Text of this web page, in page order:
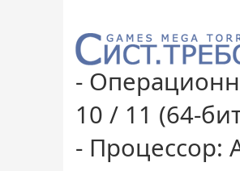
-
10 / 11 (64-
- Процессор: